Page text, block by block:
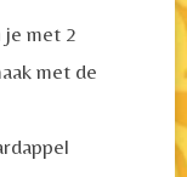
je met 2
met de